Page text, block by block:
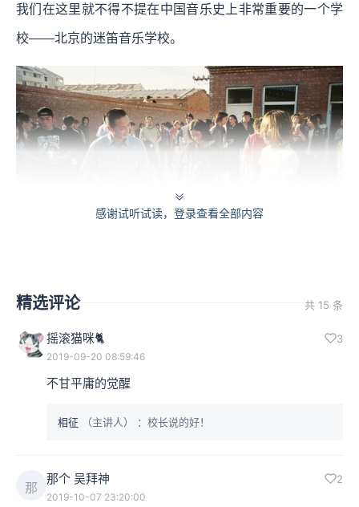
我们在这里就不得不提在中国音乐史上非常重要的一个学
校——北京的迷笛音乐学校。
郭小寒：像刚才相征讲的，打口带和摇滚乐杂志，除了让
你掌握更多的资讯之外，也打开了你的心智，会让你觉得
有精神的力量，就是我也要成为这样的人。它可能从文本
很想加入到摇滚乐的阵营。但是在中国传统的体制教育里
感谢试听试读，登录查看全部内容
精选评论 共 15 条
摇滚猫咪🐈 3
2019-09-20 08:59:46
不甘平庸的觉醒
相征 （主讲人） ：校长说的好！
那
那个 吴拜神 2
2019-10-07 23:20:00